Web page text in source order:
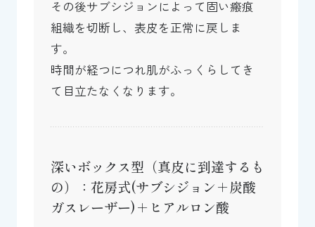
その後サブシジョンによって固い瘢痕
組織を切断し、表皮を正常に戻しま
す。
時間が経つにつれ肌がふっくらしてき
て目立たなくなります。
深いボックス型（真皮に到達するも
の）：花房式(サブシジョン＋炭酸
ガスレーザー)＋ヒアルロン酸